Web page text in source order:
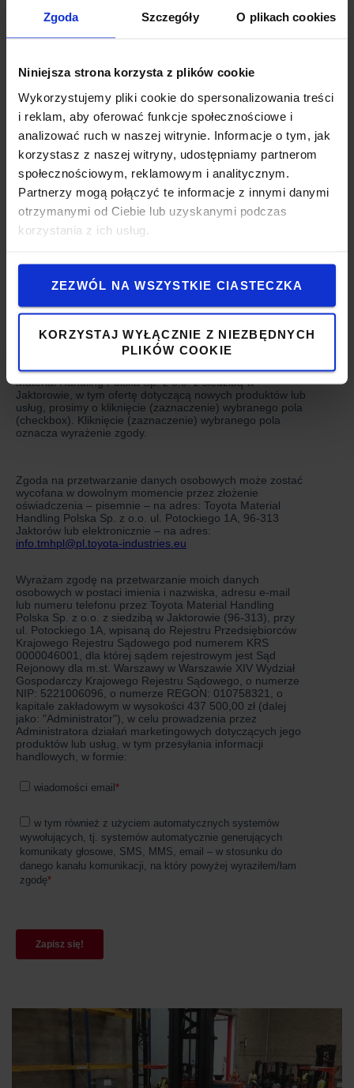
Zgoda Szczegóły O plikach cookies
Niniejsza strona korzysta z plików cookie
Wykorzystujemy pliki cookie do spersonalizowania treści
i reklam, aby oferować funkcje społecznościowe i
analizować ruch w naszej witrynie. Informacje o tym, jak
korzystasz z naszej witryny, udostępniamy partnerom
społecznościowym, reklamowym i analitycznym.
Partnerzy mogą połączyć te informacje z innymi danymi
otrzymanymi od Ciebie lub uzyskanymi podczas
korzystania z ich usług.
ZEZWÓL NA WSZYSTKIE CIASTECZKA
KORZYSTAJ WYŁĄCZNIE Z NIEZBĘDNYCH
PLIKÓW COOKIE